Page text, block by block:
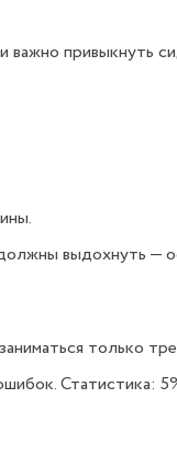
важно привыкнуть
выдохнуть —
только
Статистика: